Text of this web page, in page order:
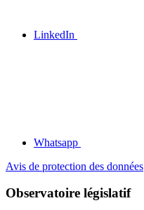
LinkedIn
Whatsapp
Avis de protection des données
Observatoire législatif